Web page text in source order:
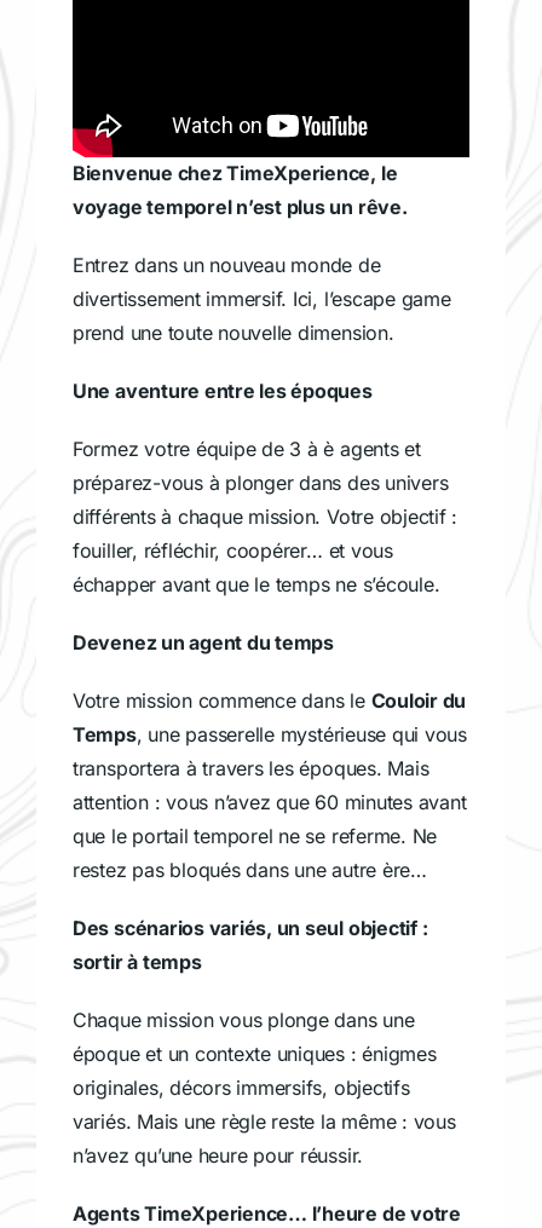
Bienvenue chez TimeXperience, le
voyage temporel n’est plus un rêve.
Entrez dans un nouveau monde de
divertissement immersif. Ici, l’escape game
prend une toute nouvelle dimension.
Une aventure entre les époques
Formez votre équipe de 3 à è agents et
préparez-vous à plonger dans des univers
différents à chaque mission. Votre objectif :
fouiller, réfléchir, coopérer… et vous
échapper avant que le temps ne s’écoule.
Devenez un agent du temps
Votre mission commence dans le Couloir du
Temps, une passerelle mystérieuse qui vous
transportera à travers les époques. Mais
attention : vous n’avez que 60 minutes avant
que le portail temporel ne se referme. Ne
restez pas bloqués dans une autre ère…
Des scénarios variés, un seul objectif :
sortir à temps
Chaque mission vous plonge dans une
époque et un contexte uniques : énigmes
originales, décors immersifs, objectifs
variés. Mais une règle reste la même : vous
n’avez qu’une heure pour réussir.
Agents TimeXperience… l’heure de votre